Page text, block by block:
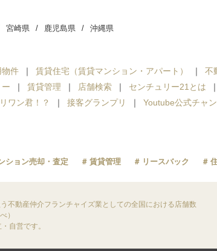
宮崎県 鹿児島県 沖縄県
物件 賃貸住宅（賃貸マンション・アパート） 不
賃貸管理 店舗検索 センチュリー21とは
ワン君！？ 接客グランプリ Youtube公式チャ
ション売却・査定 賃貸管理 リースバック
不動産仲介フランチャイズ業としての全国における店舗数
）
自営です。